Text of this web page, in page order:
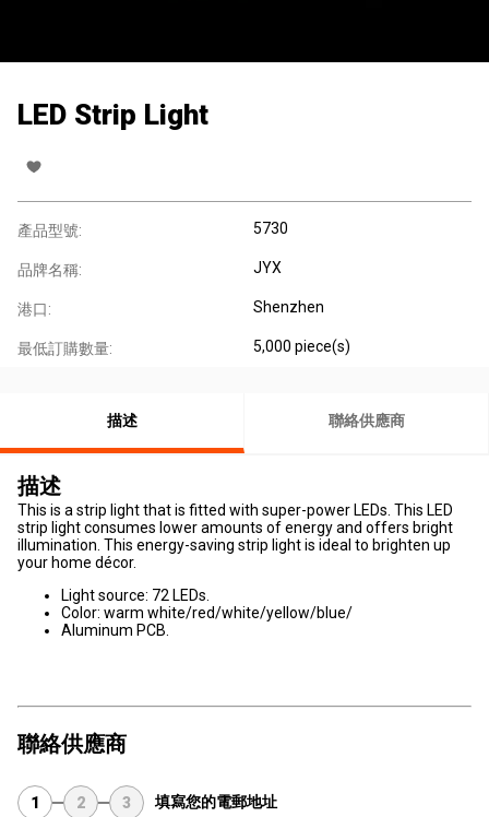
LED Strip Light
產品型號: 5730
品牌名稱: JYX
港口: Shenzhen
最低訂購數量: 5,000 piece(s)
描述 聯絡供應商
描述
This is a strip light that is fitted with super-power LEDs. This LED
strip light consumes lower amounts of energy and offers bright
illumination. This energy-saving strip light is ideal to brighten up
your home décor.
Light source: 72 LEDs.
Color: warm white/red/white/yellow/blue/
Aluminum PCB.
聯絡供應商
1 2 3 填寫您的電郵地址